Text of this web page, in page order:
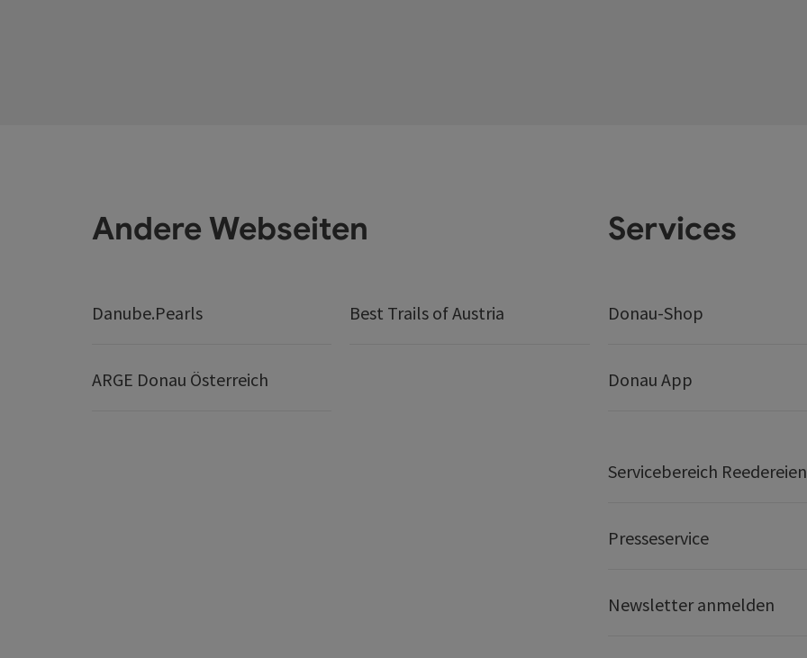
Andere Webseiten
Danube.Pearls Best Trails of Austria
ARGE Donau Österreich
Services
Donau-Shop
Donau App
Servicebereich Reedereien
Presseservice
Newsletter anmelden